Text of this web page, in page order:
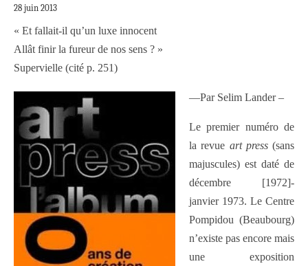
28 juin 2013
« Et fallait-il qu’un luxe innocent
Allât finir la fureur de nos sens ? »
Supervielle (cité p. 251)
—Par Selim Lander –
Le premier numéro de
la revue art press(sans
majuscules) est daté de
décembre [1972]-
janvier 1973. Le Centre
Pompidou (Beaubourg)
n’existe pas encore mais
une exposition